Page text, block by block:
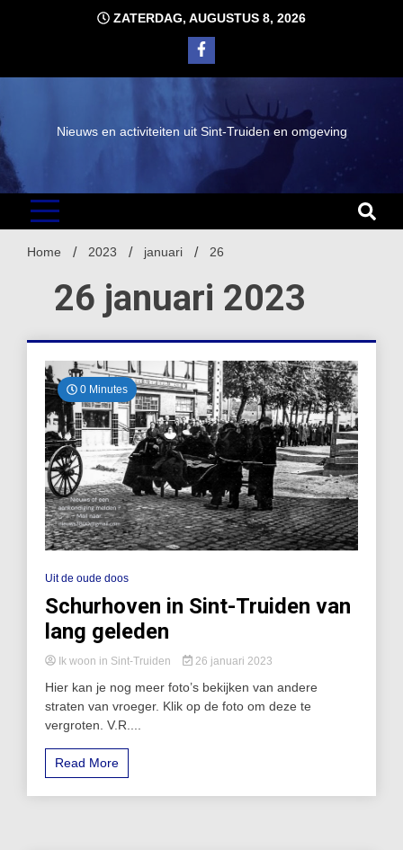
ZATERDAG, AUGUSTUS 8, 2026
Nieuws en activiteiten uit Sint-Truiden en omgeving
Home 2023 januari 26
26 januari 2023
0 Minutes
Uit de oude doos
Schurhoven in Sint-Truiden van
lang geleden
Ik woon in Sint-Truiden 26 januari 2023
Hier kan je nog meer foto’s bekijken van andere
straten van vroeger. Klik op de foto om deze te
vergroten. V.R....
Read More